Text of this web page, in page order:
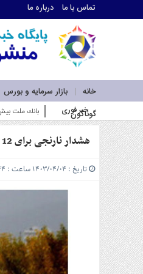
تماس با ما درباره ما
خانه بازار سرمایه و بورس
گوناگون
ما
درباره
سرویس
ها
خانه
بازار
سرمایه
و
بورس
مسکن
و
شهری
نفت،
خبر فوری فاز اول
هشدار نارنجی برای 12 استان صادر شد
تاریخ : ۱۴۰۳/۰۴/۰۴ ساعت : ۱۳:۳۷:۴۴